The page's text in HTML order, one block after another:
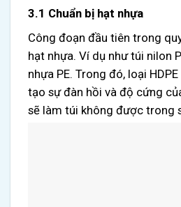
3.1 Chuẩn bị hạt nhựa
Công đoạn đầu tiên trong
hạt nhựa. Ví dụ như túi nilon
nhựa PE. Trong đó, loại
tạo sự đàn hồi và độ cứng
sẽ làm túi không được trong